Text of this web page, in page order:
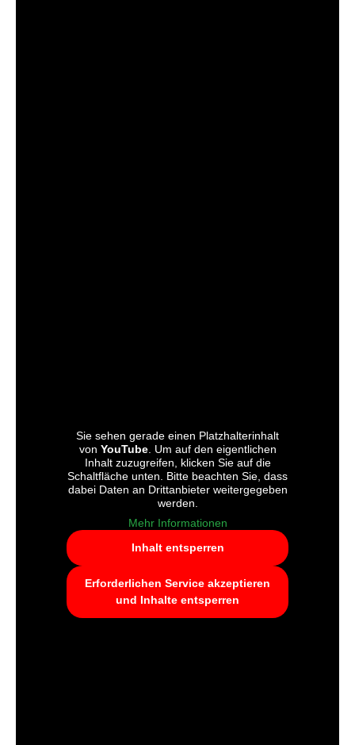
Sie sehen gerade einen Platzhalterinhalt
von YouTube. Um auf den eigentlichen
Inhalt zuzugreifen, klicken Sie auf die
Schaltfläche unten. Bitte beachten Sie, dass
dabei Daten an Drittanbieter weitergegeben
werden.
Mehr Informationen
Inhalt entsperren
Erforderlichen Service akzeptieren
und Inhalte entsperren